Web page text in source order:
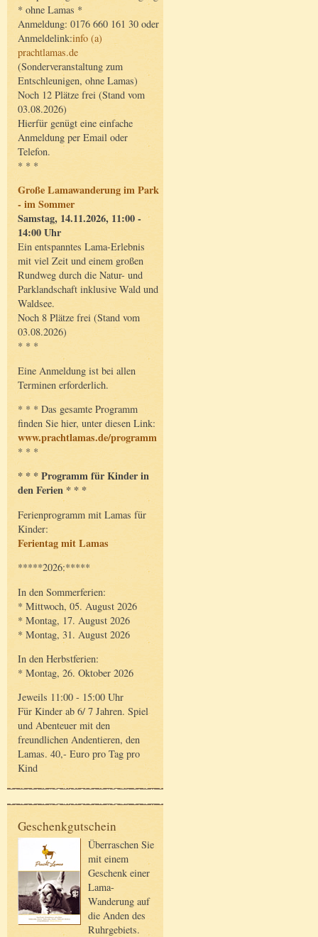
* ohne Lamas *
Anmeldung: 0176 660 161 30 oder
Anmeldelink:info (a)
prachtlamas.de
(Sonderveranstaltung zum
Entschleunigen, ohne Lamas)
Noch 12 Plätze frei (Stand vom
03.08.2026)
Hierfür genügt eine einfache
Anmeldung per Email oder
Telefon.
* * *
Große Lamawanderung im Park
- im Sommer
Samstag, 14.11.2026, 11:00 -
14:00 Uhr
Ein entspanntes Lama-Erlebnis
mit viel Zeit und einem großen
Rundweg durch die Natur- und
Parklandschaft inklusive Wald und
Waldsee.
Noch 8 Plätze frei (Stand vom
03.08.2026)
* * *
Eine Anmeldung ist bei allen
Terminen erforderlich.
* * * Das gesamte Programm
finden Sie hier, unter diesen Link:
www.prachtlamas.de/programm
* * *
* * * Programm für Kinder in
den Ferien * * *
Ferienprogramm mit Lamas für
Kinder:
Ferientag mit Lamas
*****2026:*****
In den Sommerferien:
* Mittwoch, 05. August 2026
* Montag, 17. August 2026
* Montag, 31. August 2026
In den Herbstferien:
* Montag, 26. Oktober 2026
Jeweils 11:00 - 15:00 Uhr
Für Kinder ab 6/ 7 Jahren. Spiel
und Abenteuer mit den
freundlichen Andentieren, den
Lamas. 40,- Euro pro Tag pro
Kind
Geschenkgutschein
Überraschen Sie
mit einem
Geschenk einer
Lama-
Wanderung auf
die Anden des
Ruhrgebiets.